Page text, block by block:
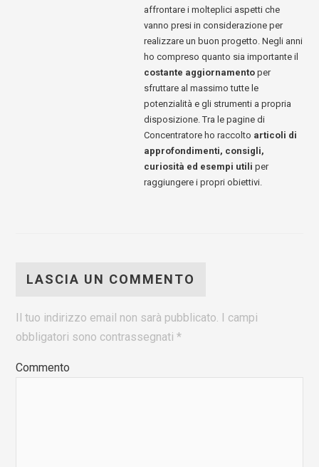
affrontare i molteplici aspetti che
vanno presi in considerazione per
realizzare un buon progetto. Negli anni
ho compreso quanto sia importante il
costante aggiornamentoper
sfruttare al massimo tutte le
potenzialità e gli strumenti a propria
disposizione. Tra le pagine di
Concentratore ho raccolto articoli di
approfondimenti, consigli,
curiosità ed esempi utili per
raggiungere i propri obiettivi.
LASCIA UN COMMENTO
Il tuo indirizzo email non sarà pubblicato. I campi
obbligatori sono contrassegnati*
Commento